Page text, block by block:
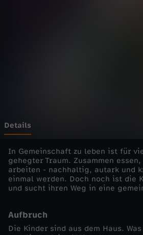
n
z
e
d
Details
In Gemeinschaft zu leben ist für
gehegter Traum. Zusammen
arbeiten - nachhaltig, autark und
einmal werden. Doch noch ist die
und sucht ihren Weg in eine
Aufbruch
Die Kinder sind aus dem Haus.